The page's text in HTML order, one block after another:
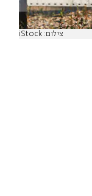
צילום: iStock